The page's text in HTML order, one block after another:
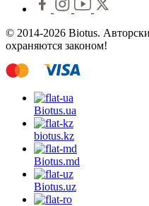
© 2014-2026 Biotus.
охраняются законом!
Biotus.ua
biotus.kz
Biotus.md
Biotus.uz